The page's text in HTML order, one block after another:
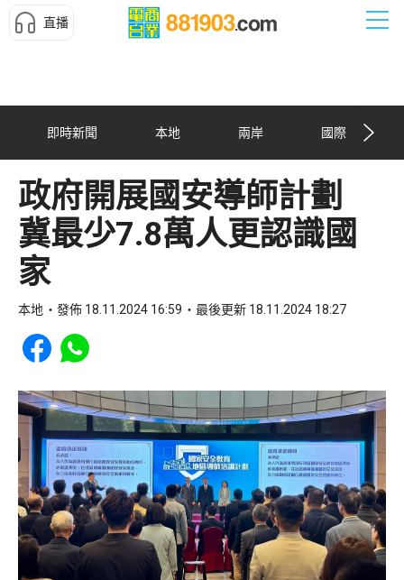
直播
即時新聞 本地 兩岸 國際
政府開展國安導師計劃
冀最少7.8萬人更認識國
家
本地 發佈 18.11.2024 16:59 最後更新 18.11.2024 18:27
Share to Facebook
Share to WhatsApp